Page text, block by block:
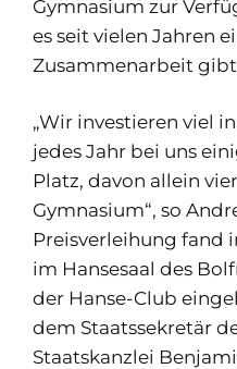
Gymnasium zur
es seit vielen Jahren
Zusammenarbeit
„Wir investieren viel
jedes Jahr bei uns
Platz, davon allein
Gymnasium“, so
Preisverleihung fand
im Hansesaal des
der Hanse-Club
dem Staatssekretär
Staatskanzlei